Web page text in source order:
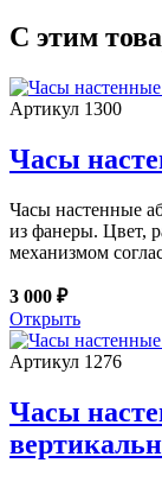
С этим
Артикул 1300
Часы
Часы настенные
из фанеры. Цвет,
механизмом
3 000 ₽
Открыть
Артикул 1276
Часы